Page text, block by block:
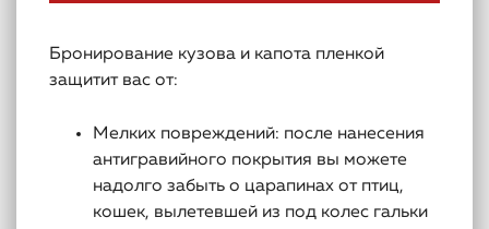
Бронирование кузова и капота пленкой
защитит вас от:
Мелких повреждений: после нанесения
антигравийного покрытия вы можете
надолго забыть о царапинах от птиц,
кошек, вылетевшей из под колес гальки